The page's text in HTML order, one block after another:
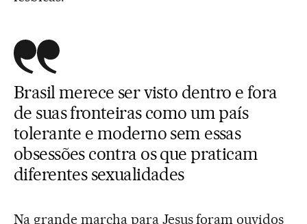
Brasil merece ser visto dentro e fora
de suas fronteiras como um país
tolerante e moderno sem essas
obsessões contra os que praticam
diferentes sexualidades
Na grande marcha para Jesus foram ouvidos